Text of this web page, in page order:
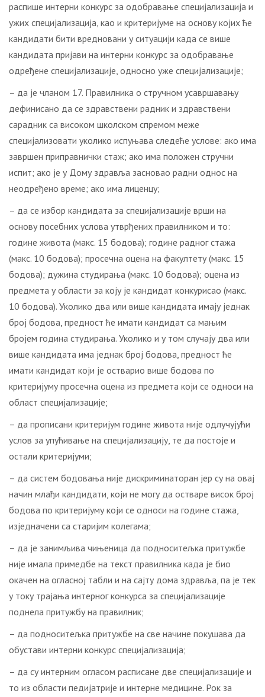
распише интерни конкурс за одобравање специјализација и
ужих специјализација, као и критеријуме на основу којих ће
кандидати бити вредновани у ситуацији када се више
кандидата пријави на интерни конкурс за одобравање
одређене специјализације, односно уже специјализације;
– да је чланом 17. Правилника о стручном усавршавању
дефинисано да се здравствени радник и здравствени
сарадник са високом школском спремом меже
специјализовати уколико испуњава следеће услове: ако има
завршен приправнички стаж; ако има положен стручни
испит; ако је у Дому здравља засновао радни однос на
неодређено време; ако има лиценцу;
– да се избор кандидата за специјализације врши на
основу посебних услова утврђених правилником и то:
године живота (макс. 15 бодова); године радног стажа
(макс. 10 бодова); просечна оцена на факултету (макс. 15
бодова); дужина студирања (макс. 10 бодова); оцена из
предмета у области за коју је кандидат конкурисао (макс.
10 бодова). Уколико два или више кандидата имају једнак
број бодова, предност ће имати кандидат са мањим
бројем година студирања. Уколико и у том случају два или
више кандидата има једнак број бодова, предност ће
имати кандидат који је остварио више бодова по
критеријуму просечна оцена из предмета који се односи на
област специјализације;
– да прописани критеријум године живота није одлучујући
услов за упућивање на специјализацију, те да постоје и
остали критеријуми;
– да систем бодовања није дискриминаторан јер су на овај
начин млађи кандидати, који не могу да остваре висок број
бодова по критеријуму који се односи на године стажа,
изједначени са старијим колегама;
– да је занимљива чињеница да подноситељка притужбе
није имала примедбе на текст правилника када је био
окачен на огласној табли и на сајту дома здравља, па је тек
у току трајања интерног конкурса за специјализације
поднела притужбу на правилник;
– да подноситељка притужбе на све начине покушава да
обустави интерни конкурс специјализација;
– да су интерним огласом расписане две специјализације и
то из области педијатрије и интерне медицине. Рок за